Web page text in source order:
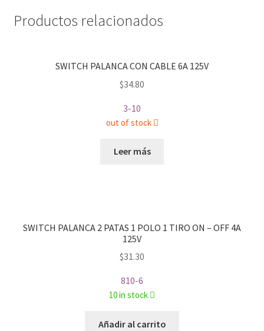
TIROS
Productos relacionados
SWITCH PALANCA CON CABLE 6A 125V
$34.80
3-10
out of stock
Leer más
SWITCH PALANCA 2 PATAS 1 POLO 1 TIRO ON – OFF 4A
125V
$31.30
810-6
10 in stock
Añadir al carrito